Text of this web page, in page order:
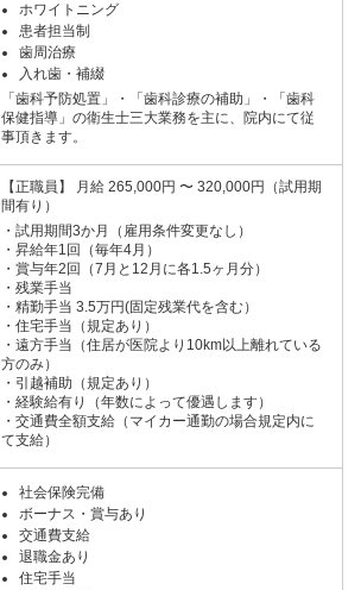
ホワイトニング
患者担当制
歯周治療
入れ歯・補綴
「歯科予防処置」・「歯科診療の補助」・「歯科
保健指導」の衛生士三大業務を主に、院内にて従
事頂きます。
【正職員】 月給 265,000円 〜 320,000円（試用期
間有り）
・試用期間3か月（雇用条件変更なし）
・昇給年1回（毎年4月）
・賞与年2回（7月と12月に各1.5ヶ月分）
・残業手当
・精勤手当 3.5万円(固定残業代を含む）
・住宅手当（規定あり）
・遠方手当（住居が医院より10km以上離れている
方のみ）
・引越補助（規定あり）
・経験給有り（年数によって優遇します）
・交通費全額支給（マイカー通勤の場合規定内に
て支給）
社会保険完備
ボーナス・賞与あり
交通費支給
退職金あり
住宅手当